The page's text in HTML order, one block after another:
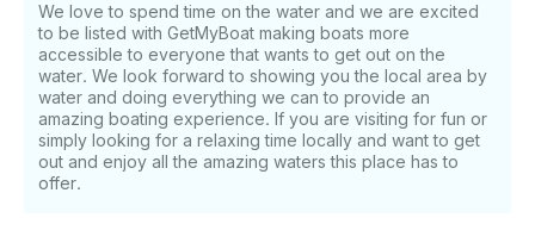
We love to spend time on the water and we are excited
to be listed with GetMyBoat making boats more
accessible to everyone that wants to get out on the
water. We look forward to showing you the local area by
water and doing everything we can to provide an
amazing boating experience. If you are visiting for fun or
simply looking for a relaxing time locally and want to get
out and enjoy all the amazing waters this place has to
offer.